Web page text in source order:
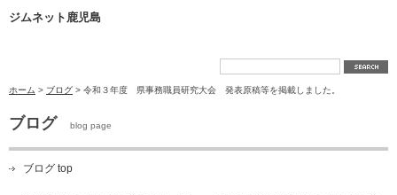
ジムネット鹿児島
ホーム > ブログ > 令和３年度 県事務職員研究大会 発表原稿等を掲載しました。
ブログ blog page
ブログ top